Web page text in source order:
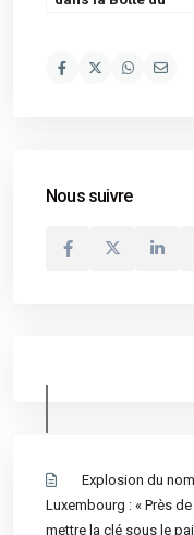
2023
Nous suivre
Explosion du
Luxembourg : « Près
mettre la clé sous le